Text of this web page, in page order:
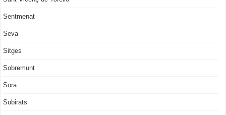
Sentmenat
Seva
Sitges
Sobremunt
Sora
Subirats